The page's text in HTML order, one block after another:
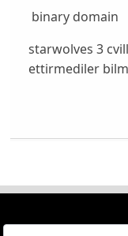
binary domain
starwolves 3
ettirmediler